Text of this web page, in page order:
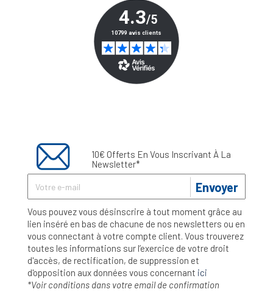
10€ Offerts En Vous Inscrivant À La
Newsletter*
Envoyer
Vous pouvez vous désinscrire à tout moment grâce au
lien inséré en bas de chacune de nos newsletters ou en
vous connectant à votre compte client. Vous trouverez
toutes les informations sur l’exercice de votre droit
d'accès, de rectification, de suppression et
d'opposition aux données vous concernant ici
*Voir conditions dans votre email de confirmation